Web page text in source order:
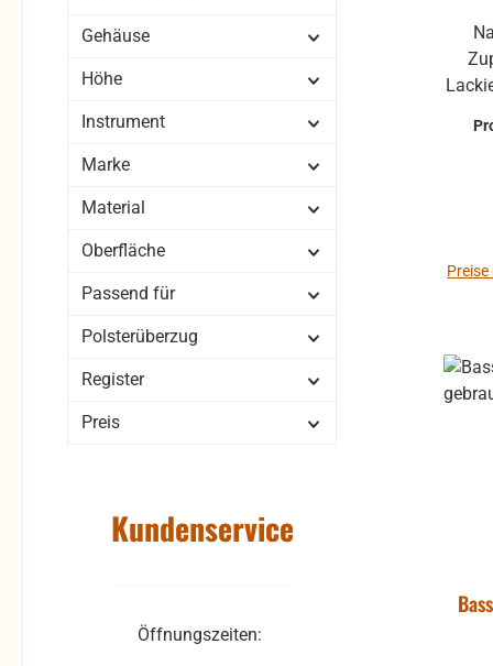
Gehäuse
Höhe
Instrument
Marke
Material
Oberfläche
Passend für
Polsterüberzug
Register
Preis
Kundenservice
Öffnungszeiten:
Auf Wunsch mit Fräsungen für